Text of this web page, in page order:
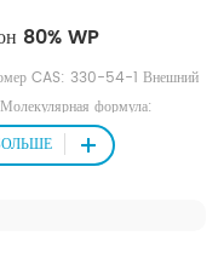
80% WP
CAS: 330-54-1 Внешний
формула:
вес: 233,0945
Температура плавления: